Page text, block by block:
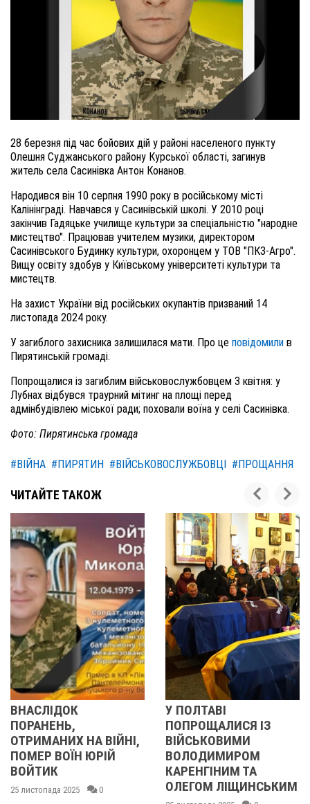
28 березня під час бойових дій у районі населеного пункту
Олешня Суджанського району Курської області, загинув
житель села Сасинівка Антон Конанов.
Народився він 10 серпня 1990 року в російському місті
Калінінграді. Навчався у Сасинівській школі. У 2010 році
закінчив Гадяцьке училище культури за спеціальністю "народне
мистецтво". Працював учителем музики, директором
Сасинівського Будинку культури, охоронцем у ТОВ "ПКЗ-Агро".
Вищу освіту здобув у Київському університеті культури та
мистецтв.
На захист України від російських окупантів призваний 14
листопада 2024 року.
У загиблого захисника залишилася мати. Про це повідомили в
Пирятинській громаді.
Попрощалися із загиблим військовослужбовцем 3 квітня: у
Лубнах відбувся траурний мітинг на площі перед
адмінбудівлею міської ради; поховали воїна у селі Сасинівка.
Фото: Пирятинська громада
#ВІЙНА #ПИРЯТИН #ВІЙСЬКОВОСЛУЖБОВЦІ #ПРОЩАННЯ
ЧИТАЙТЕ ТАКОЖ
НА ВІЙНІ,
ВОЇН ЮРІЙ
2025 0
У ПОЛТАВІ
ПОПРОЩАЛИСЯ ІЗ
ВІЙСЬКОВИМИ
ВОЛОДИМИРОМ
КАРЕНГІНИМ ТА
ОЛЕГОМ ЛІЩИНСЬКИМ